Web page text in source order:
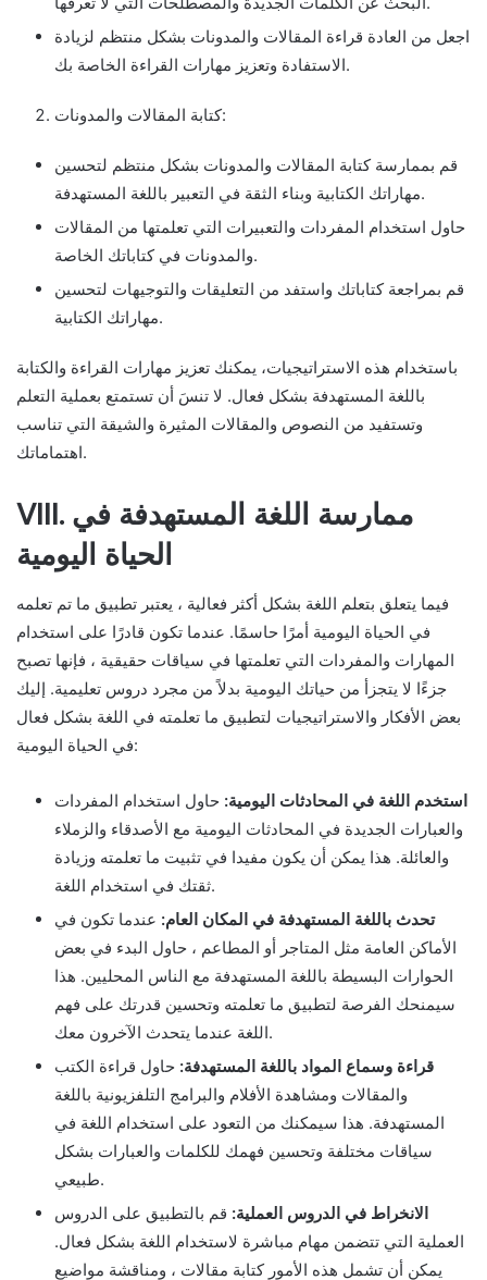
اجعل من العادة قراءة المقالات والمدونات بشكل منتظم لزيادة
الاستفادة وتعزيز مهارات القراءة الخاصة بك.
كتابة المقالات والمدونات:
قم بممارسة كتابة المقالات والمدونات بشكل منتظم لتحسين
مهاراتك الكتابية وبناء الثقة في التعبير باللغة المستهدفة.
حاول استخدام المفردات والتعبيرات التي تعلمتها من المقالات
والمدونات في كتاباتك الخاصة.
قم بمراجعة كتاباتك واستفد من التعليقات والتوجيهات لتحسين
مهاراتك الكتابية.
باستخدام هذه الاستراتيجيات، يمكنك تعزيز مهارات القراءة والكتابة
باللغة المستهدفة بشكل فعال. لا تنسَ أن تستمتع بعملية التعلم
وتستفيد من النصوص والمقالات المثيرة والشيقة التي تناسب
اهتماماتك.
VIII. ممارسة اللغة المستهدفة في
الحياة اليومية
فيما يتعلق بتعلم اللغة بشكل أكثر فعالية ، يعتبر تطبيق ما تم تعلمه
في الحياة اليومية أمرًا حاسمًا. عندما تكون قادرًا على استخدام
المهارات والمفردات التي تعلمتها في سياقات حقيقية ، فإنها تصبح
جزءًا لا يتجزأ من حياتك اليومية بدلاً من مجرد دروس تعليمية. إليك
بعض الأفكار والاستراتيجيات لتطبيق ما تعلمته في اللغة بشكل فعال
في الحياة اليومية:
استخدم اللغة في المحادثات اليومية: حاول استخدام المفردات
والعبارات الجديدة في المحادثات اليومية مع الأصدقاء والزملاء
والعائلة. هذا يمكن أن يكون مفيدا في تثبيت ما تعلمته وزيادة
ثقتك في استخدام اللغة.
تحدث باللغة المستهدفة في المكان العام: عندما تكون في
الأماكن العامة مثل المتاجر أو المطاعم ، حاول البدء في بعض
الحوارات البسيطة باللغة المستهدفة مع الناس المحليين. هذا
سيمنحك الفرصة لتطبيق ما تعلمته وتحسين قدرتك على فهم
اللغة عندما يتحدث الآخرون معك.
قراءة وسماع المواد باللغة المستهدفة: حاول قراءة الكتب
والمقالات ومشاهدة الأفلام والبرامج التلفزيونية باللغة
المستهدفة. هذا سيمكنك من التعود على استخدام اللغة في
سياقات مختلفة وتحسين فهمك للكلمات والعبارات بشكل
طبيعي.
الانخراط في الدروس العملية: قم بالتطبيق على الدروس
العملية التي تتضمن مهام مباشرة لاستخدام اللغة بشكل فعال.
يمكن أن تشمل هذه الأمور كتابة مقالات ، ومناقشة مواضيع